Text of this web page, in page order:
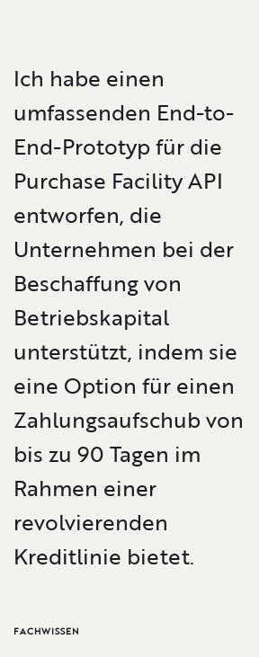
Ich habe einen
umfassenden End-to-
End-Prototyp für die
Purchase Facility API
entworfen, die
Unternehmen bei der
Beschaffung von
Betriebskapital
unterstützt, indem sie
eine Option für einen
Zahlungsaufschub von
bis zu 90 Tagen im
Rahmen einer
revolvierenden
Kreditlinie bietet.
FACHWISSEN